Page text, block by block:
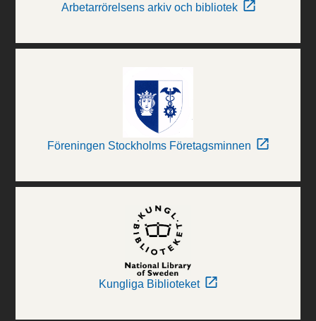
Arbetarrörelsens arkiv och bibliotek
Föreningen Stockholms Företagsminnen
Kungliga Biblioteket